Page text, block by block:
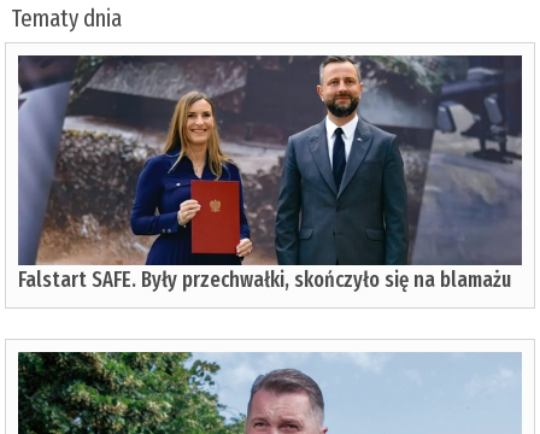
Tematy dnia
Falstart SAFE. Były przechwałki, skończyło się na blamażu